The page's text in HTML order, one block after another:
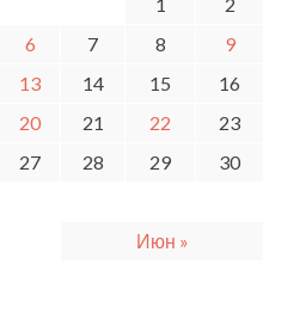
Июн »
6 7 8
9
13 14 15
16
20 21 22
23
27 28 29
30